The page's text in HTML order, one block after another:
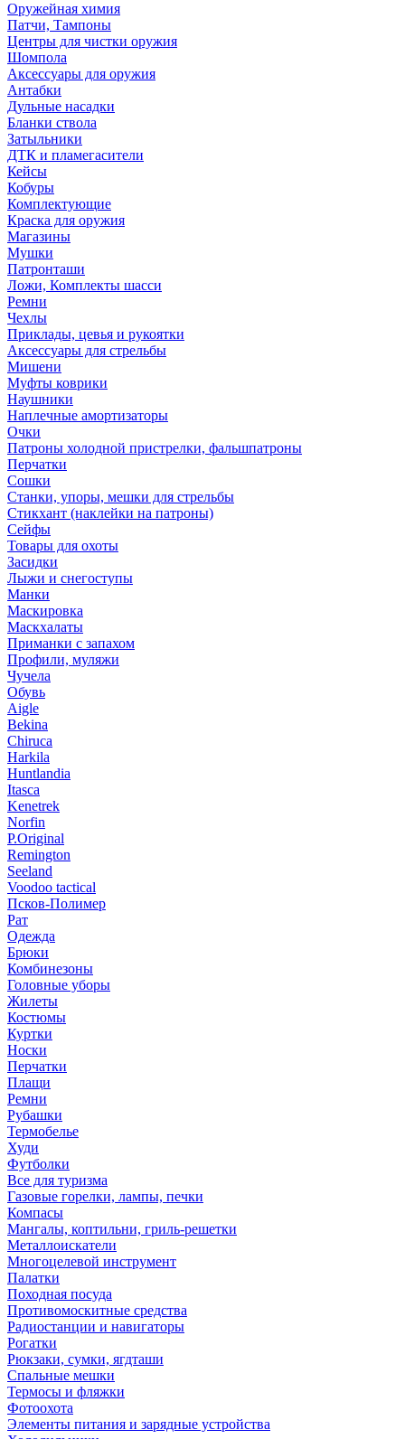
Оружейная химия
Патчи, Тампоны
Центры для чистки оружия
Шомпола
Аксессуары для оружия
Антабки
Дульные насадки
Бланки ствола
Затыльники
ДТК и пламегасители
Кейсы
Кобуры
Комплектующие
Краска для оружия
Магазины
Мушки
Патронташи
Ложи, Комплекты шасси
Ремни
Чехлы
Приклады, цевья и рукоятки
Аксессуары для стрельбы
Мишени
Муфты коврики
Наушники
Наплечные амортизаторы
Очки
Патроны холодной пристрелки, фальшпатроны
Перчатки
Сошки
Станки, упоры, мешки для стрельбы
Стикхант (наклейки на патроны)
Сейфы
Товары для охоты
Засидки
Лыжи и снегоступы
Манки
Маскировка
Маскхалаты
Приманки с запахом
Профили, муляжи
Чучела
Обувь
Aigle
Bekina
Chiruсa
Harkila
Huntlandia
Itasca
Kenetrek
Norfin
P.Original
Remington
Seeland
Voodoo tactical
Псков-Полимер
Рат
Одежда
Брюки
Комбинезоны
Головные уборы
Жилеты
Костюмы
Куртки
Носки
Перчатки
Плащи
Ремни
Рубашки
Термобелье
Худи
Футболки
Все для туризма
Газовые горелки, лампы, печки
Компасы
Мангалы, коптильни, гриль-решетки
Металлоискатели
Многоцелевой инструмент
Палатки
Походная посуда
Противомоскитные средства
Радиостанции и навигаторы
Рогатки
Рюкзаки, сумки, ягдташи
Спальные мешки
Термосы и фляжки
Фотоохота
Элементы питания и зарядные устройства